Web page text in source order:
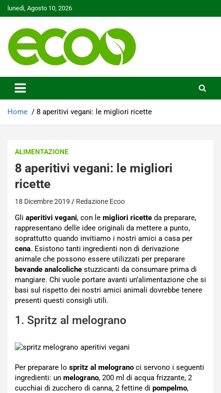
Skip
to
lunedì, Agosto 10, 2026
Ecoo.it
Home 8 aperitivi vegani: le migliori ricette
ALIMENTAZIONE
8 aperitivi vegani: le migliori
ricette
18 Dicembre 2019 Redazione Ecoo
Gli aperitivi vegani, con le migliori ricette da preparare,
rappresentano delle idee originali da mettere a punto,
soprattutto quando invitiamo i nostri amici a casa per
cena. Esistono tanti ingredienti non di derivazione
animale che possono essere utilizzati per preparare
bevande analcoliche stuzzicanti da consumare prima di
mangiare. Chi vuole portare avanti un’alimentazione che si
basi sul rispetto dei nostri amici animali dovrebbe tenere
presenti questi consigli utili.
1. Spritz al melograno
Per preparare lo spritz al melograno ci servono i seguenti
ingredienti: un melograno, 200 ml di acqua frizzante, 2
cucchiai di zucchero di canna, 2 fettine di pompelmo,